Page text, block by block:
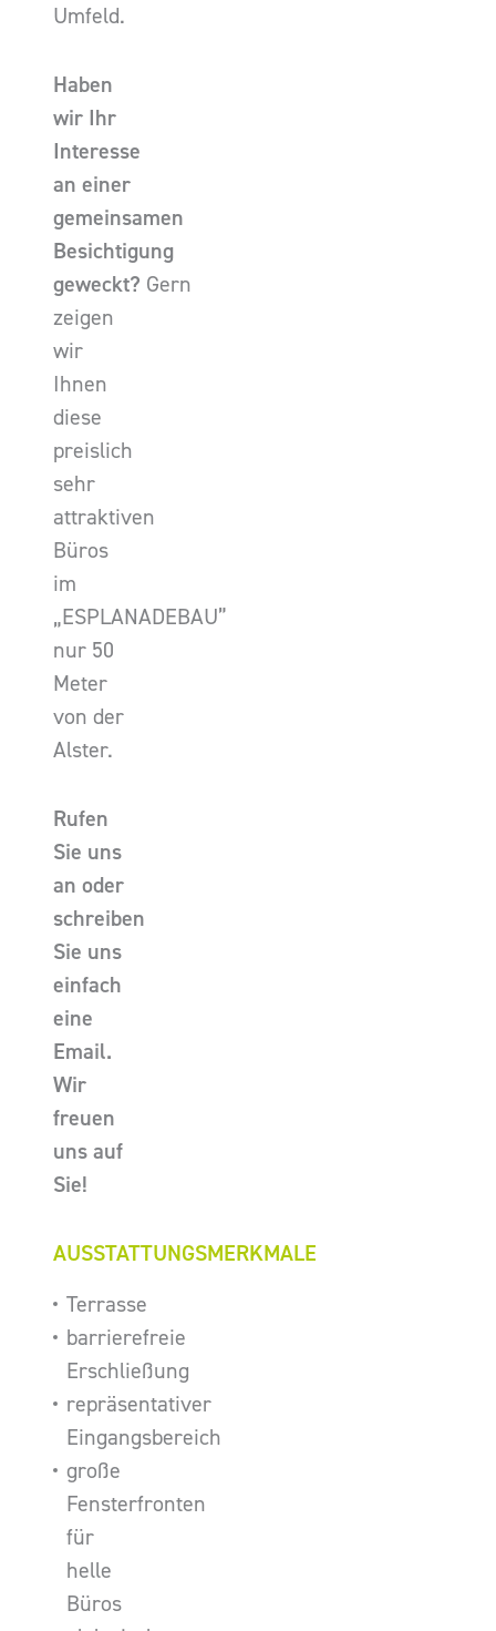
Umfeld.
Haben
wir Ihr
Interesse
an einer
gemeinsamen
Besichtigung
geweckt? Gern
zeigen
wir
Ihnen
diese
preislich
sehr
attraktiven
Büros
im
„ESPLANADEBAU”
nur 50
Meter
von der
Alster.
Rufen
Sie uns
an oder
schreiben
Sie uns
einfach
eine
Email.
Wir
freuen
uns auf
Sie!
AUSSTATTUNGSMERKMALE
Terrasse
barrierefreie
Erschließung
repräsentativer
Eingangsbereich
große
Fensterfronten
für
helle
Büros